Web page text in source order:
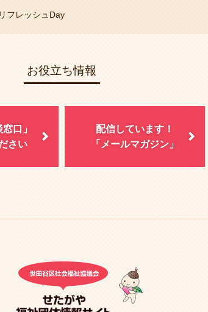
フレッシュDay
お役立ち情報
口」
さい
配信しています！
「メールマガジン」